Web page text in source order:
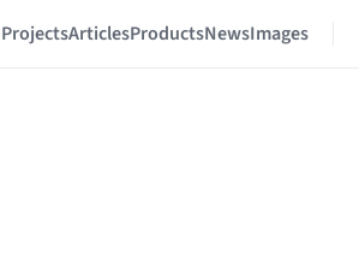
ProjectsArticlesProductsNewsImages